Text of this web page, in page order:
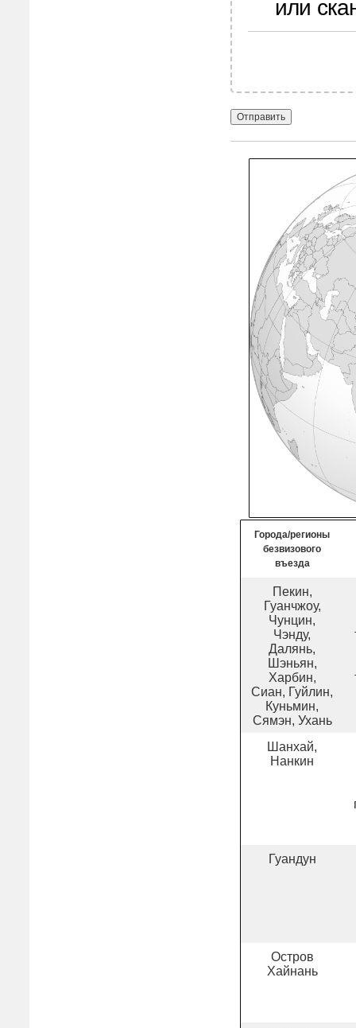
или
Города/регионы
безвизового
въезда
Пекин,
Гуанчжоу,
Чунцин,
Чэнду,
Далянь,
Шэньян,
Харбин,
Сиан, Гуйлин,
Куньмин,
Сямэн, Ухань
Шанхай,
Нанкин
Гуандун
Остров
Хайнань